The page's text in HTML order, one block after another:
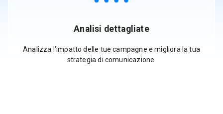
Analisi dettagliate
Analizza l'impatto delle tue campagne e migliora la tua
strategia di comunicazione.